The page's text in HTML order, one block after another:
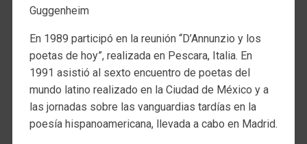
Guggenheim
En 1989 participó en la reunión “D’Annunzio y los
poetas de hoy”, realizada en Pescara, Italia. En
1991 asistió al sexto encuentro de poetas del
mundo latino realizado en la Ciudad de México y a
las jornadas sobre las vanguardias tardías en la
poesía hispanoamericana, llevada a cabo en Madrid.